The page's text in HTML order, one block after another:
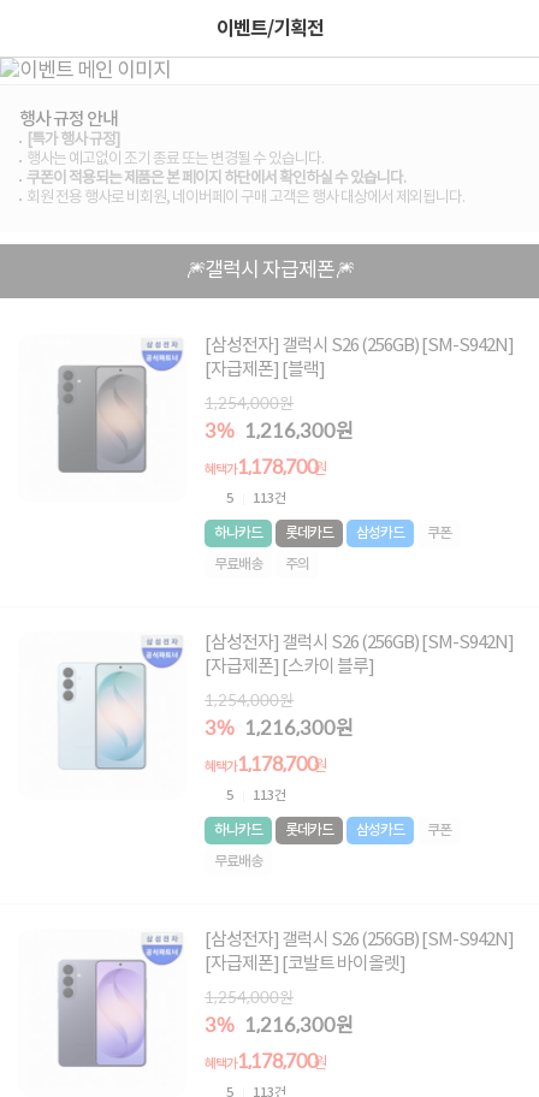
이벤트/기획전
행사 규정 안내
[특가 행사 규정]
행사는 예고없이 조기 종료 또는 변경될 수 있습니다.
쿠폰이 적용되는 제품은 본 페이지 하단에서 확인하실 수 있습니다.
회원 전용 행사로 비회원, 네이버페이 구매 고객은 행사 대상에서 제외됩니다.
🎆갤럭시 자급제폰🎆
[삼성전자] 갤럭시 S26 (256GB) [SM-S942N]
[자급제폰] [블랙]
1,254,000원
3% 1,216,300원
혜택가1,178,700원
5 113건
하나카드 롯데카드 삼성카드
쿠폰
무료배송
주의
[삼성전자] 갤럭시 S26 (256GB) [SM-S942N]
[자급제폰] [스카이 블루]
1,254,000원
3% 1,216,300원
혜택가1,178,700원
5 113건
하나카드 롯데카드 삼성카드
쿠폰
무료배송
[삼성전자] 갤럭시 S26 (256GB) [SM-S942N]
[자급제폰] [코발트 바이올렛]
1,254,000원
3% 1,216,300원
혜택가1,178,700원
5 113건